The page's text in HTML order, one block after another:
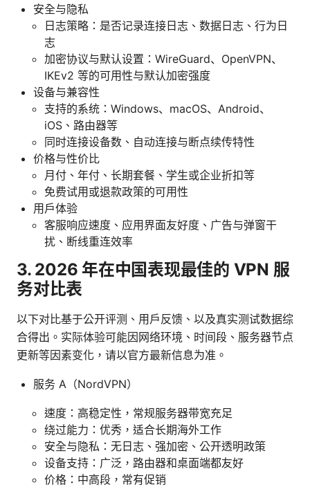
安全与隐私
日志策略：是否记录连接日志、数据日志、行为日
志
加密协议与默认设置：WireGuard、OpenVPN、
IKEv2 等的可用性与默认加密强度
设备与兼容性
支持的系统：Windows、macOS、Android、
iOS、路由器等
同时连接设备数、自动连接与断点续传特性
价格与性价比
月付、年付、长期套餐、学生或企业折扣等
免费试用或退款政策的可用性
用户体验
客服响应速度、应用界面友好度、广告与弹窗干
扰、断线重连效率
3. 2026 年在中国表现最佳的 VPN 服
务对比表
以下对比基于公开评测、用户反馈、以及真实测试数据综
合得出。实际体验可能因网络环境、时间段、服务器节点
更新等因素变化，请以官方最新信息为准。
服务 A（NordVPN）
速度：高稳定性，常规服务器带宽充足
绕过能力：优秀，适合长期海外工作
安全与隐私：无日志、强加密、公开透明政策
设备支持：广泛，路由器和桌面端都友好
价格：中高段，常有促销